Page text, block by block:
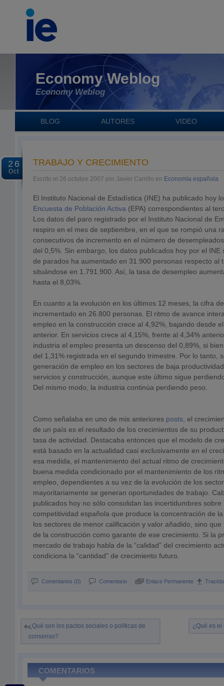
Economy Weblog
Economy Weblog
BLOG AUTORES VIDEO
26
Oct
TRABAJO Y CRECIMIENTO
Escrito el 26 octubre 2007 por Javier Carrillo en Economía española
El Instituto Nacional de Estadística (INE) ha publicado hoy
Encuesta de Población Activa (EPA) correspondientes al
Los datos del paro registrado por el Instituto Nacional de
respiro en el mes de septiembre, en el que se rompió una
consecutivos de incremento en el número de
del 0,5%. Sin embargo, los datos publicados hoy por el INE
de parados ha aumentado en 31.900 personas respecto al
situándose en 1.791.900. Así, la tasa de desempleo
hasta el 8,03%.
En cuanto a la evolución en los últimos 12 meses, la cifra
incrementado en 26.800 personas. El ritmo de avance
empleo en la construcción crece al 4,92%, bajando desde
anterior. En servicios crece al 4,15%, frente al 4,34%
industria el empleo presenta un descenso del 0,89%, si
del 1,31% registrada en el segundo trimestre. Por lo tanto,
generación de empleo en los sectores de baja
servicios y construcción, aunque este último sigue
Del mismo modo, la industria continúa perdiendo peso.
Como señalaba en uno de mis anteriores posts , el
de un país es el resultado de los crecimientos de su
tasa de actividad. Destacaba entonces que el modelo de
está basado en la actualidad casi exclusivamente en el
esa medida, el mantenimiento del actual ritmo de
buena medida condicionado por el mantenimiento de los
empleo, dependientes a su vez de la evolución de los
mayoritariamente se generan oportunidades de trabajo.
publicados hoy no sólo consolidan las incertidumbres
competitividad española que produce la concentración de
los sectores de menor calificación y valor añadido, sino
de la construcción como garante de ese crecimiento. Si la
mercado de trabajo habla de la “calidad” del crecimiento
condiciona la “cantidad” de crecimiento futuro.
Comentarios (0) Comentario Enlace Permanente
¿Qué son los pactos sociales o políticas de
consenso?
¿Qué es
COMENTARIOS